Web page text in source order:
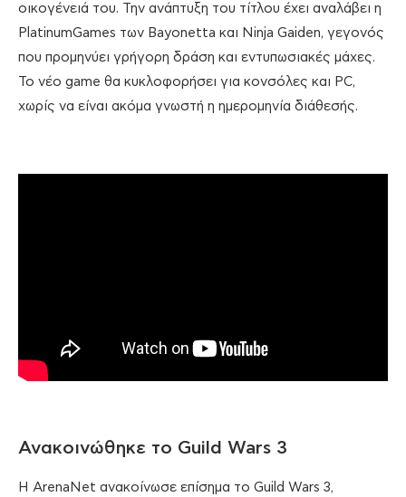
οικογένειά του. Την ανάπτυξη του τίτλου έχει αναλάβει η
PlatinumGames των Bayonetta και Ninja Gaiden, γεγονός
που προμηνύει γρήγορη δράση και εντυπωσιακές μάχες.
Το νέο game θα κυκλοφορήσει για κονσόλες και PC,
χωρίς να είναι ακόμα γνωστή η ημερομηνία διάθεσής.
Ανακοινώθηκε το Guild Wars 3
Η ArenaNet ανακοίνωσε επίσημα το Guild Wars 3,